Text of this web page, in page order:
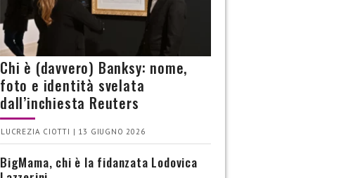
Chi è (davvero) Banksy: nome,
foto e identità svelata
dall’inchiesta Reuters
LUCREZIA CIOTTI | 13 GIUGNO 2026
BigMama, chi è la fidanzata Lodovica